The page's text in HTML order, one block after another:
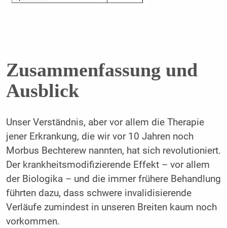
Zusammenfassung und
Ausblick
Unser Verständnis, aber vor allem die Therapie
jener Erkrankung, die wir vor 10 Jahren noch
Morbus Bechterew nannten, hat sich revolutioniert.
Der krankheitsmodifizierende Effekt – vor allem
der Biologika – und die immer frühere Behandlung
führten dazu, dass schwere invalidisierende
Verläufe zumindest in unseren Breiten kaum noch
vorkommen.